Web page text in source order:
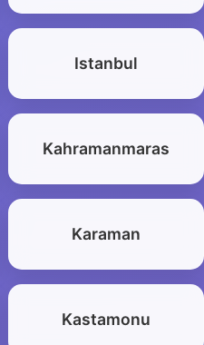
Istanbul
Kahramanmaras
Karaman
Kastamonu